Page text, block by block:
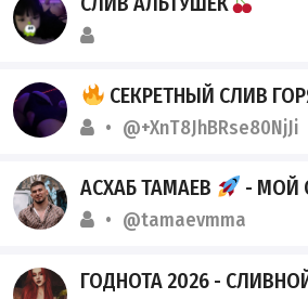
СЕКРЕТНЫЙ СЛИВ
@+XnT8JhBRse80NjJi
АСХАБ ТАМАЕВ - МОЙ
@tamaevmma
ГОДНОТА 2026 -